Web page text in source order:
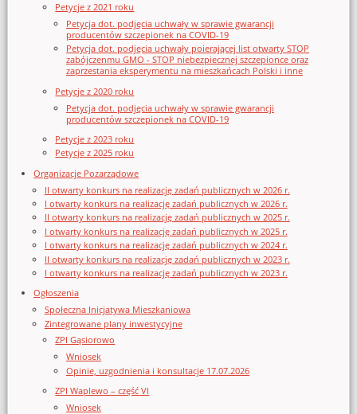
Petycje z 2021 roku
Petycja dot. podjęcia uchwały w sprawie gwarancji
producentów szczepionek na COVID-19
Petycja dot. podjęcia uchwały poierającej list otwarty STOP
zabójczenmu GMO - STOP niebezpiecznej szczepionce oraz
zaprzestania eksperymentu na mieszkańcach Polski i inne
Petycje z 2020 roku
Petycja dot. podjęcia uchwały w sprawie gwarancji
producentów szczepionek na COVID-19
Petycje z 2023 roku
Petycje z 2025 roku
Organizacje Pozarządowe
II otwarty konkurs na realizację zadań publicznych w 2026 r.
I otwarty konkurs na realizację zadań publicznych w 2026 r.
II otwarty konkurs na realizację zadań publicznych w 2025 r.
I otwarty konkurs na realizację zadań publicznych w 2025 r.
I otwarty konkurs na realizację zadań publicznych w 2024 r.
II otwarty konkurs na realizację zadań publicznych w 2023 r.
I otwarty konkurs na realizację zadań publicznych w 2023 r.
Ogłoszenia
Społeczna Inicjatywa Mieszkaniowa
Zintegrowane plany inwestycyjne
ZPI Gąsiorowo
Wniosek
Opinie, uzgodnienia i konsultacje 17.07.2026
ZPI Waplewo – część VI
Wniosek